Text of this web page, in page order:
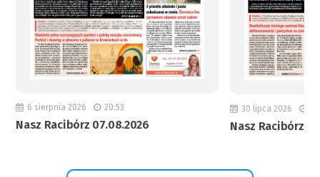
6 sierpnia 2026 20:53
Nasz Racibórz 07.08.2026
30 lipca 2026
Nasz Racibórz